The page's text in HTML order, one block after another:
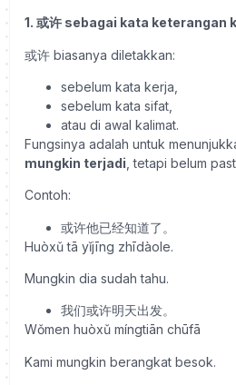
1. 或许 sebagai kata keterangan
或许 biasanya diletakkan:
sebelum kata kerja,
sebelum kata sifat,
atau di awal kalimat.
Fungsinya adalah untuk
mungkin terjadi , tetapi belum
Contoh:
或许他已经知道了。
Huòxǔ tā yǐjīng zhīdàole.
Mungkin dia sudah tahu.
我们或许明天出发。
Wǒmen huòxǔ míngtiān chūfā
Kami mungkin berangkat besok.